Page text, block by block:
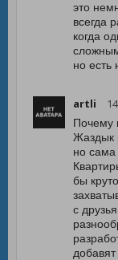
это
всегда
когда
но есть
artli
Почему
Жаздык
но сама
бы
с